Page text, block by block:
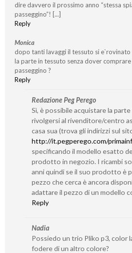
dire davvero il prossimo anno “stessa
passeggino”! [...]
Reply
Monica
dopo tanti lavaggi il tessuto si e`rovinato
la parte in tessuto senza dover
passeggino ?
Reply
Redazione Peg Perego
Sì, è possibile acquistare la
rivolgersi al rivenditore/centro
casa sua (trova gli indirizzi sul
http://it.pegperego.com/
specificando il modello esatto
prodotto in negozio. I ricambi
anni quindi se il suo prodotto è
pezzo che cerca è ancora
adattare il pezzo di un modello
Reply
Nadia
Possiedo un trio Pliko p3, color
fodere di un altro colore?